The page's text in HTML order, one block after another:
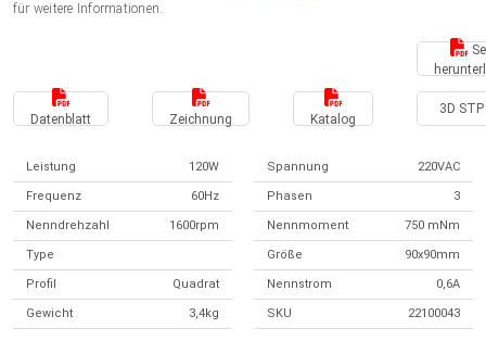
Svenska (SEK)
für weitere Informationen.
Datenblatt Zeichnung Katalog
3D STP
Leistung 120W Spannung 220VAC
Frequenz 60Hz Phasen 3
Nenndrehzahl 1600rpm Nennmoment 750 mNm
Type Größe 90x90mm
Profil Quadrat Nennstrom 0,6A
Gewicht 3,4kg SKU 22100043